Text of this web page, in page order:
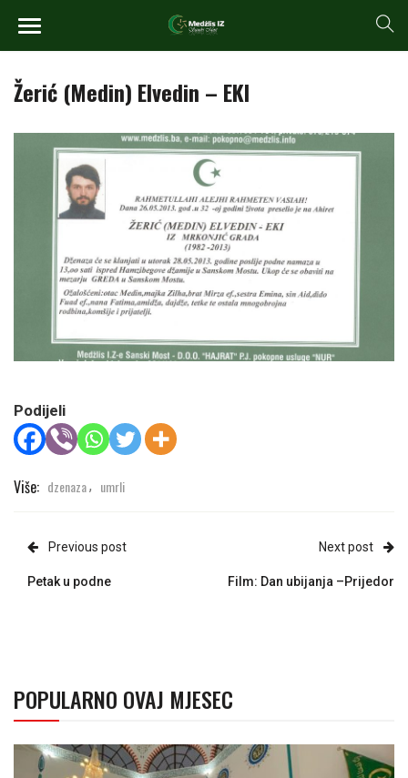
Žerić (Medin) Elvedin – EKI
Podijeli
Više: dzenaza, umrli
Previous post
Petak u podne
Next post
Film: Dan ubijanja –Prijedor
POPULARNO OVAJ MJESEC